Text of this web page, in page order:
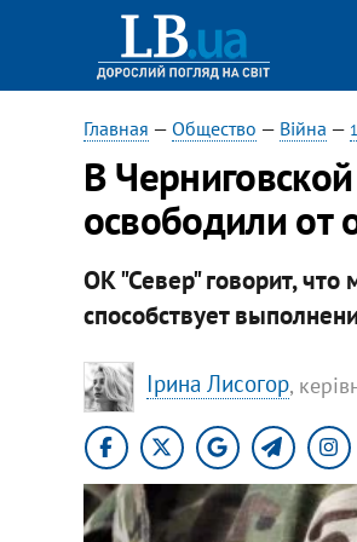
Главная — Общество — Війна —
В
освободили от
ОК "Север" говорит, что
способствует
Ірина Лисогор,